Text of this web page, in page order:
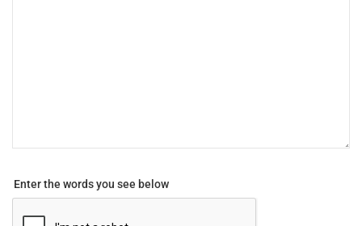
Enter the words you see below